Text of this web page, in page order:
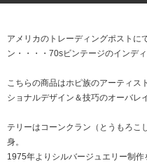
アメリカのトレーディングポストに
ン・・・・70sビンテージのインデ
こちらの商品はホピ族のアーティス
ショナルデザイン＆技巧のオーバレ
テリーはコーンクラン（とうもろこ
身。
1975年よりシルバージュエリー制作